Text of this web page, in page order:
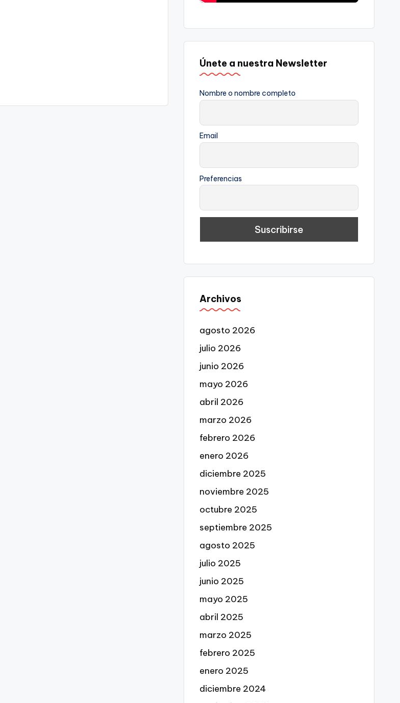
Únete a nuestra Newsletter
Nombre o nombre completo
Email
Preferencias
Archivos
agosto 2026
julio 2026
junio 2026
mayo 2026
abril 2026
marzo 2026
febrero 2026
enero 2026
diciembre 2025
noviembre 2025
octubre 2025
septiembre 2025
agosto 2025
julio 2025
junio 2025
mayo 2025
abril 2025
marzo 2025
febrero 2025
enero 2025
diciembre 2024